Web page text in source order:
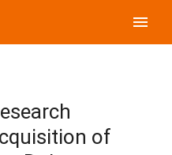
menu
of